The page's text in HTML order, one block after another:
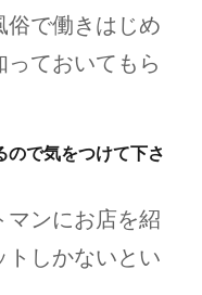
俗で働きはじめ
ておいてもら
ので気をつけて下さ
マンにお店を紹
しかないとい